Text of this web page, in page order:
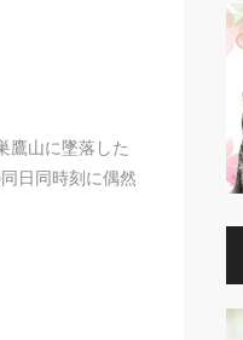
鷹山に墜落した
日同時刻に偶然